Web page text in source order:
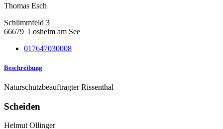
Thomas Esch
Schlimmfeld 3
66679 Losheim am See
017647030008
Beschreibung
Naturschutzbeauftragter Rissenthal
Scheiden
Helmut Ollinger